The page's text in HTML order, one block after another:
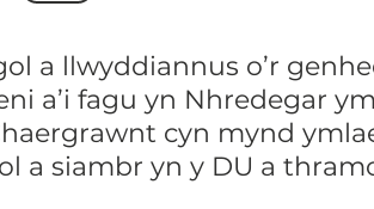
a llwyddiannus o’r
a’i fagu yn Nhredegar
cyn mynd
a siambr yn y DU a